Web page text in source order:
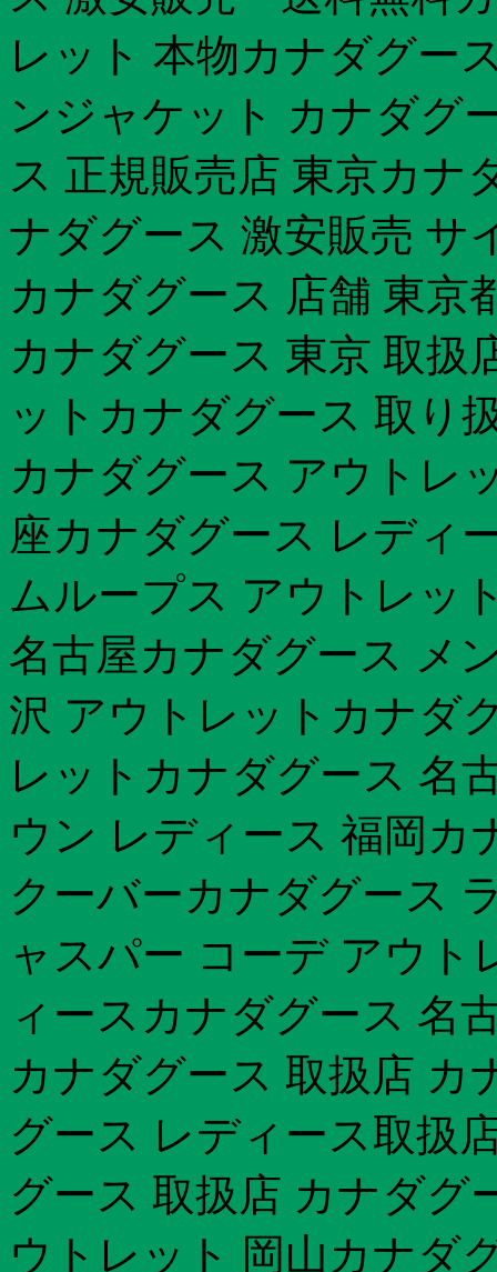
レット 本物カナダグー
ンジャケット カナダグ
ス 正規販売店 東京カナ
ナダグース 激安販売 サ
カナダグース 店舗 東京
カナダグース 東京 取扱
ットカナダグース 取り
カナダグース アウトレ
座カナダグース レディ
ムループス アウトレッ
名古屋カナダグース メ
沢 アウトレットカナダ
レットカナダグース 名
ウン レディース 福岡カ
クーバーカナダグース
ャスパー コーデ アウト
ィースカナダグース 名
カナダグース 取扱店 カ
グース レディース取扱
グース 取扱店 カナダグ
ウトレット 岡山カナダ